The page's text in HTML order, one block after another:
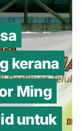
kerana
Ming
untuk